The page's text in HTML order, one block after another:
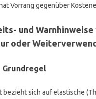
Vorrang gegenüber
und Warnhinweise
oder
Grundregel
bezieht sich auf elastische